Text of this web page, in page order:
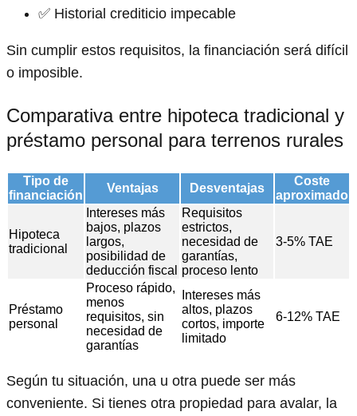
✅ Historial crediticio impecable
Sin cumplir estos requisitos, la financiación será difícil
o imposible.
Comparativa entre hipoteca tradicional y
préstamo personal para terrenos rurales
Tipo de
financiación
Ventajas Desventajas
Coste
aproximado
Hipoteca
tradicional
Intereses más
bajos, plazos
largos,
posibilidad de
deducción fiscal
Requisitos
estrictos,
necesidad de
garantías,
proceso lento
3-5% TAE
Préstamo
personal
Proceso rápido,
menos
requisitos, sin
necesidad de
garantías
Intereses más
altos, plazos
cortos, importe
limitado
6-12% TAE
Según tu situación, una u otra puede ser más
conveniente. Si tienes otra propiedad para avalar, la